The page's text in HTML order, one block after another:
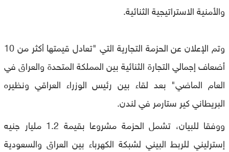
والأمنية الاستراتيجية الثنائية.
وتم الإعلان عن الحزمة التجارية التي "تعادل قيمتها أكثر من 10
أضعاف إجمالي التجارة الثنائية بين المملكة المتحدة والعراق في
العام الماضي" بعد لقاء بين رئيس الوزراء العراقي ونظيره
البريطاني كير ستارمر في لندن.
ووفقا للبيان، تشمل الحزمة مشروعا بقيمة 1.2 مليار جنيه
إسترليني للربط البيني لشبكة الكهرباء بين العراق والسعودية